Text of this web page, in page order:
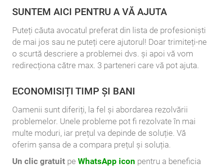
SUNTEM AICI PENTRU A VĂ AJUTA
Puteți căuta avocatul preferat din lista de profesioniști
de mai jos sau ne puteți cere ajutorul! Doar trimiteți-ne
o scurtă descriere a problemei dvs. și apoi vă vom
redirecționa către max. 3 parteneri care vă pot ajuta.
ECONOMISIȚI TIMP ȘI BANI
Oamenii sunt diferiți, la fel și abordarea rezolvării
problemelor. Unele probleme pot fi rezolvate în mai
multe moduri, iar prețul va depinde de soluție. Vă
oferim șansa de a compara prețul și soluția.
Un clic gratuit pe WhatsApp icon pentru a beneficia